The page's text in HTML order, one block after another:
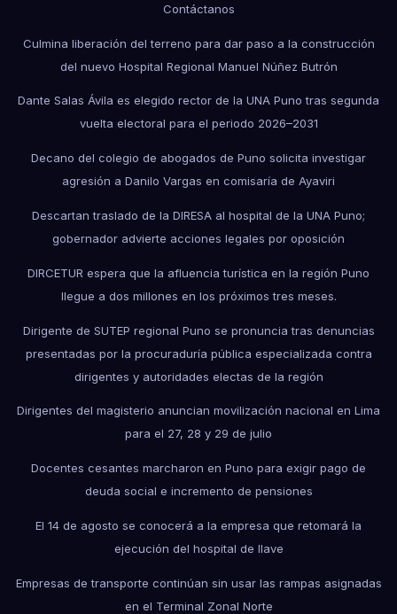
Contáctanos
Culmina liberación del terreno para dar paso a la construcción
del nuevo Hospital Regional Manuel Núñez Butrón
Dante Salas Ávila es elegido rector de la UNA Puno tras segunda
vuelta electoral para el periodo 2026–2031
Decano del colegio de abogados de Puno solicita investigar
agresión a Danilo Vargas en comisaría de Ayaviri
Descartan traslado de la DIRESA al hospital de la UNA Puno;
gobernador advierte acciones legales por oposición
DIRCETUR espera que la afluencia turística en la región Puno
llegue a dos millones en los próximos tres meses.
Dirigente de SUTEP regional Puno se pronuncia tras denuncias
presentadas por la procuraduría pública especializada contra
dirigentes y autoridades electas de la región
Dirigentes del magisterio anuncian movilización nacional en Lima
para el 27, 28 y 29 de julio
Docentes cesantes marcharon en Puno para exigir pago de
deuda social e incremento de pensiones
El 14 de agosto se conocerá a la empresa que retomará la
ejecución del hospital de Ilave
Empresas de transporte continúan sin usar las rampas asignadas
en el Terminal Zonal Norte